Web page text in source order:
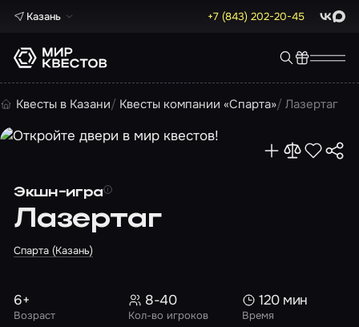
Казань +7 (843) 202-20-45 Max
Квесты в Казани Квесты компании «Спарта» Лазертаг
Экшн-игра
Лазертаг
Спарта (Казань)
Возраст
6+
Кол-во игроков
8-40
Время
120 мин